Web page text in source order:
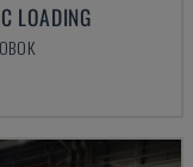
LOADING